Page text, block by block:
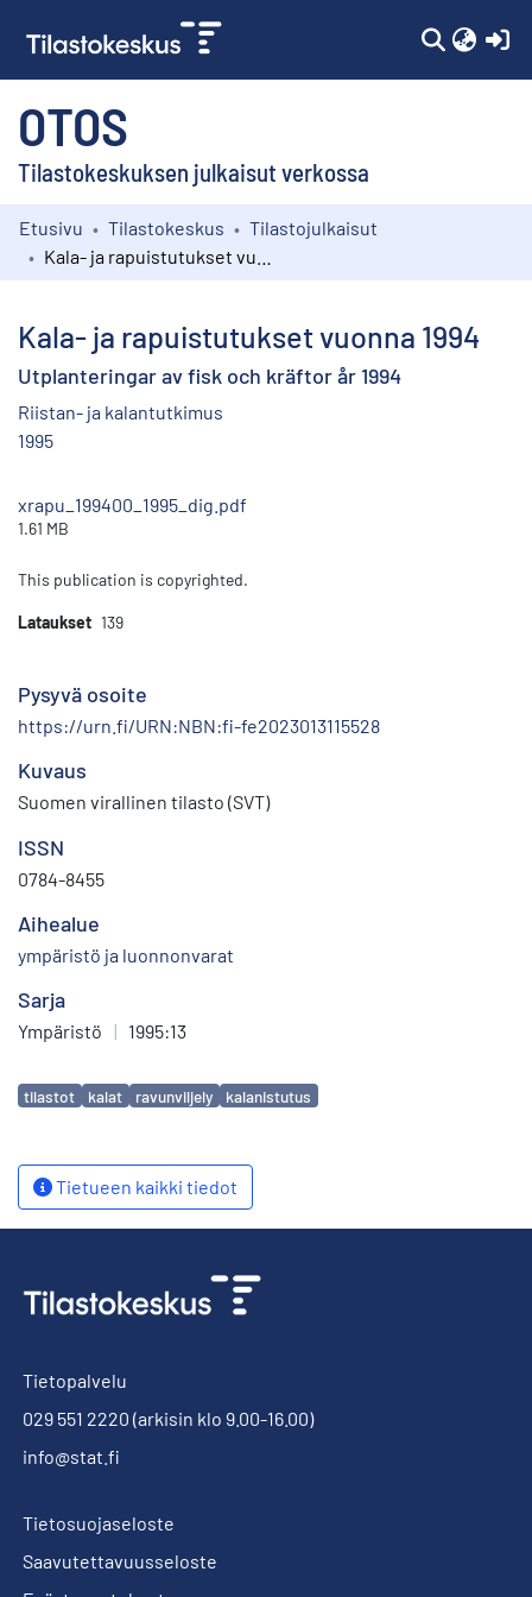
OTOS
Tilastokeskuksen julkaisut verkossa
Kokoelmat
Etusivu Tilastokeskus
Tilastojulkaisut
Kala- ja rapuistutukset vuonna 1994
Utplanteringar av fisk och kräftor år 1994
Riistan- ja kalantutkimus
1995
xrapu_199400_1995_dig.pdf
1.61 MB
This publication is copyrighted.
Lataukset 139
Pysyvä osoite
https://urn.fi/URN:NBN:fi-fe2023013115528
Kuvaus
Suomen virallinen tilasto (SVT)
ISSN
0784-8455
Aihealue
ympäristö ja luonnonvarat
Sarja
Ympäristö | 1995:13
Avainsanat
tilastot kalat ravunviljely kalanistutus
Tietueen kaikki tiedot
Tietopalvelu
029 551 2220 (arkisin klo 9.00-16.00)
info@stat.fi
Tietosuojaseloste
Saavutettavuusseloste